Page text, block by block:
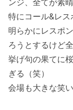
特にコール&レス
明らかにレスポ
ろうとするけど
挙げ句の果てに
ぎる（笑）
会場も大きな笑